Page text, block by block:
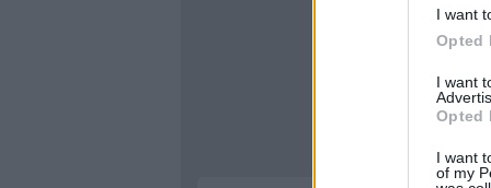
I want
Opted
I want
Opted
I want
of my